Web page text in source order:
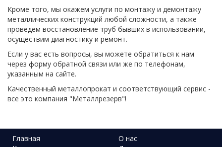
Кроме того, мы окажем услуги по монтажу и демонтажу
металлических конструкций любой сложности, а также
проведем восстановление труб бывших в использовании,
осуществим диагностику и ремонт.
Если у вас есть вопросы, вы можете обратиться к нам
через форму обратной связи или же по телефонам,
указанным на сайте.
Качественный металлопрокат и соответствующий сервис -
все это компания "Металлрезерв"!
Главная
О нас